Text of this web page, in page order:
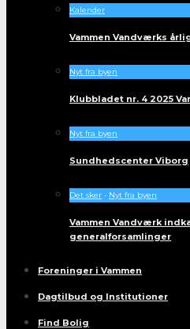
Kalender
Vammen Vandværks
Nyt fra byen
Klubbladet nr. 4 2025
Nyt fra byen
Sundhedscenter Viborg
Det sker • Nyt fra byen
Vammen Vandværk
generalforsamlinger
Foreninger i Vammen
Dagtilbud og Institutioner
Find Bolig